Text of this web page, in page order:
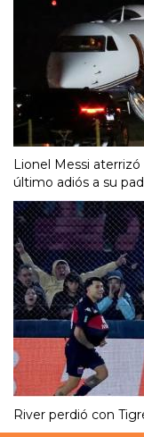
Lionel Messi
último adiós a su
River perdió con